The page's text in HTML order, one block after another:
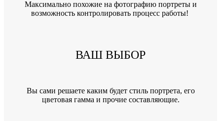
Максимально похожие на фотографию портреты и
возможность контролировать процесс работы!
ВАШ ВЫБОР
Вы сами решаете каким будет стиль портрета, его
цветовая гамма и прочие составляющие.